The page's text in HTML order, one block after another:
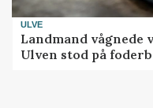
ULVE
Landmand vågnede
Ulven stod på